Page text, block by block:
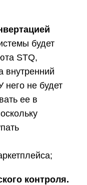
будет
STQ,
внутренний
него не будет
ее в
контроля.